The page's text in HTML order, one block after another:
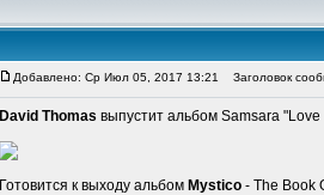
Добавлено: Ср Июл 05, 2017 13:21 Заголовок
David Thomas выпустит альбом Samsara
Готовится к выходу альбом Mystico - The Book